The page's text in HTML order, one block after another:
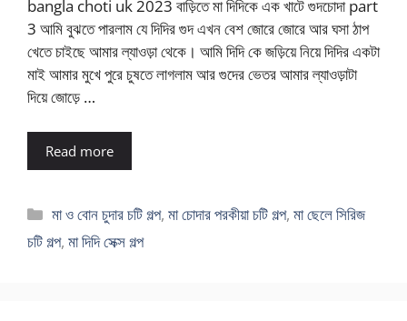
bangla choti uk 2023 বাড়িতে মা দিদিকে এক খাটে গুদচোদা part
3 আমি বুঝতে পারলাম যে দিদির গুদ এখন বেশ জোরে জোরে আর ঘসা ঠাপ
খেতে চাইছে আমার ল্যাওড়া থেকে। আমি দিদি কে জড়িয়ে নিয়ে দিদির একটা
মাই আমার মুখে পুরে চুষতে লাগলাম আর গুদের ভেতর আমার ল্যাওড়াটা
দিয়ে জোড়ে …
Read more
Categories
মা ও বোন চুদার চটি গল্প,মা চোদার পরকীয়া চটি গল্প,মা ছেলে সিরিজ
চটি গল্প, মা দিদি সেক্স গল্প